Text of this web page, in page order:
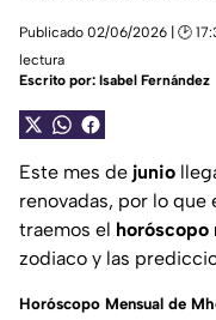
Publicado 02/06/2026 | 🕑
lectura
Escrito por: Isabel Fernández
Este mes de junio
renovadas, por lo que
traemos el horóscopo
zodiaco y las
Horóscopo Mensual de